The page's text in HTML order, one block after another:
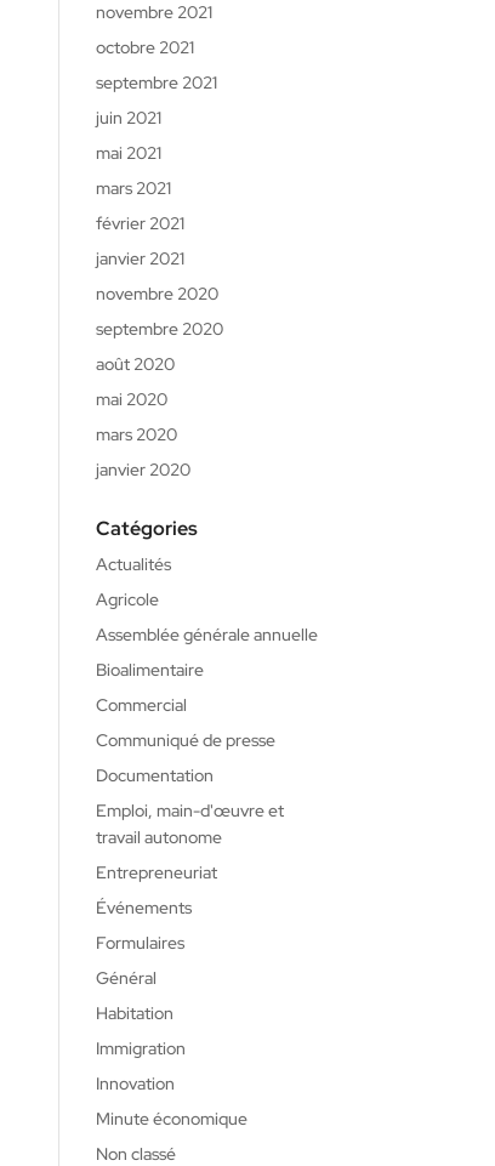
novembre 2021
octobre 2021
septembre 2021
juin 2021
mai 2021
mars 2021
février 2021
janvier 2021
novembre 2020
septembre 2020
août 2020
mai 2020
mars 2020
janvier 2020
Catégories
Actualités
Agricole
Assemblée générale annuelle
Bioalimentaire
Commercial
Communiqué de presse
Documentation
Emploi, main-d'œuvre et
travail autonome
Entrepreneuriat
Événements
Formulaires
Général
Habitation
Immigration
Innovation
Minute économique
Non classé